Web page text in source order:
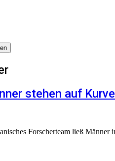
stehen auf
Forscherteam ließ